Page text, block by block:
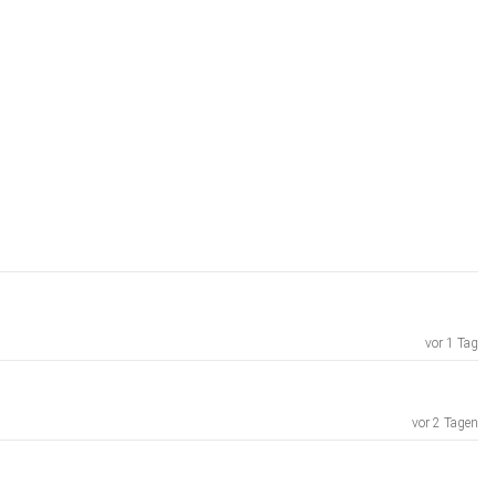
vor 1 Tag
vor 2 Tagen